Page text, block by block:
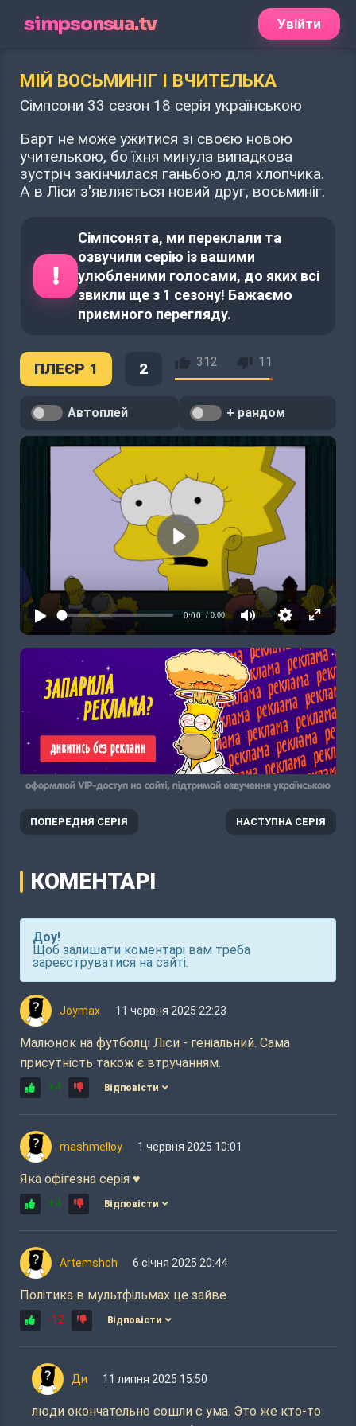
simpsonsua.tv Увійти
МІЙ ВОСЬМИНІГ І ВЧИТЕЛЬКА
Сімпсони 33 сезон 18 серія українською
Барт не може ужитися зі своєю новою
учителькою, бо їхня минула випадкова
зустріч закінчилася ганьбою для хлопчика.
А в Ліси з'являється новий друг, восьминіг.
Сімпсонята, ми переклали та
озвучили серію із вашими
улюбленими голосами, до яких всі
звикли ще з 1 сезону! Бажаємо
приємного перегляду.
ПЛЕЄР 1 2 312 11
Автоплей + рандом
ПОПЕРЕДНЯ СЕРІЯ НАСТУПНА СЕРІЯ
КОМЕНТАРІ
Доу!
Щоб залишати коментарі вам треба
зареєструватися на сайті.
Joymax 11 червня 2025 22:23
Малюнок на футболці Ліси - геніальний. Сама
присутність також є втручанням.
+4 Відповісти
mashmelloy 1 червня 2025 10:01
Яка офігезна серія ♥️
+4 Відповісти
Artemshch 6 січня 2025 20:44
Політика в мультфільмах це зайве
-12 Відповісти
Ди 11 липня 2025 15:50
люди окончательно сошли с ума. Это же кто-то